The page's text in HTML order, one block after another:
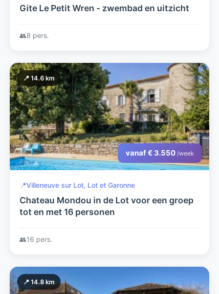
Gite Le Petit Wren - zwembad en uitzicht
👥8 pers.
📍 14.6 km
vanaf € 3.550 /week
📍Villeneuve sur Lot, Lot et Garonne
Chateau Mondou in de Lot voor een groep
tot en met 16 personen
👥16 pers.
📍 14.8 km